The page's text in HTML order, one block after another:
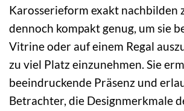
Karosserieform exakt nachbilden
dennoch kompakt genug, um sie
Vitrine oder auf einem Regal
zu viel Platz einzunehmen. Sie
beeindruckende Präsenz und
Betrachter, die Designmerkmale